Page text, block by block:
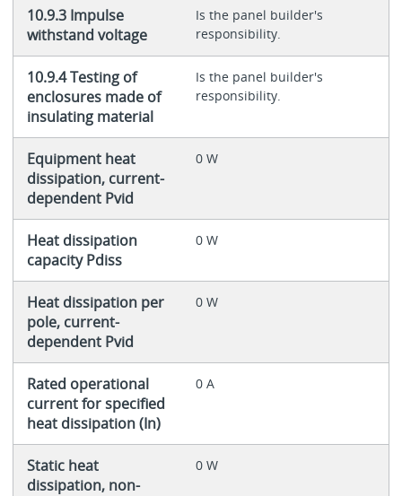
10.9.3 Impulse
withstand voltage
Is the panel builder's
responsibility.
10.9.4 Testing of
enclosures made of
insulating material
Is the panel builder's
responsibility.
Equipment heat
dissipation, current-
dependent Pvid
0 W
Heat dissipation
capacity Pdiss
0 W
Heat dissipation per
pole, current-
dependent Pvid
0 W
Rated operational
current for specified
heat dissipation (In)
0 A
Static heat
dissipation, non-
0 W